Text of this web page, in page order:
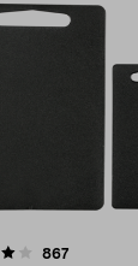
867
4.0 av 5 stjerner